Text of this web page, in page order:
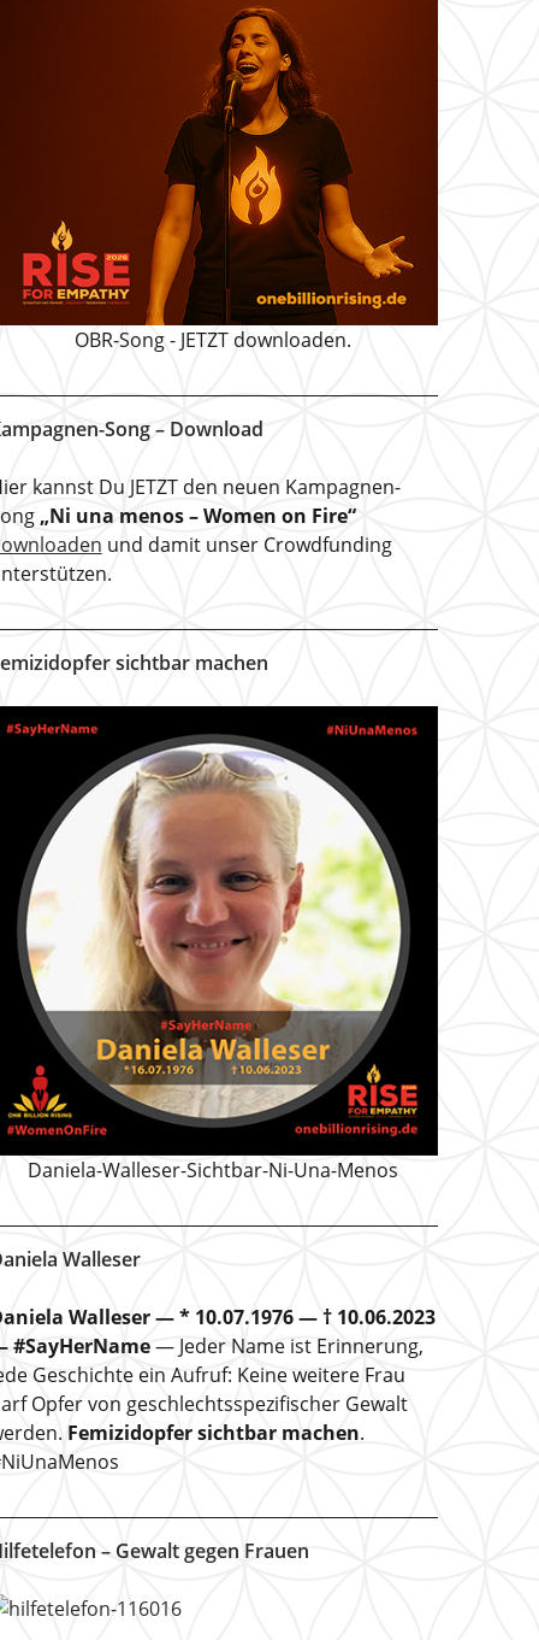
OBR-Song - JETZT downloaden.
Song – Download
kannst Du JETZT den neuen Kampagnen-
„Ni una menos – Women on Fire“
und damit unser Crowdfunding
sichtbar machen
Daniela-Walleser-Sichtbar-Ni-Una-Menos
Walleser
Walleser — * 10.07.1976 — † 10.06.2023
#SayHerName— Jeder Name ist Erinnerung,
Geschichte ein Aufruf: Keine weitere Frau
Opfer von geschlechtsspezifischer Gewalt
Femizidopfer sichtbar machen.
– Gewalt gegen Frauen